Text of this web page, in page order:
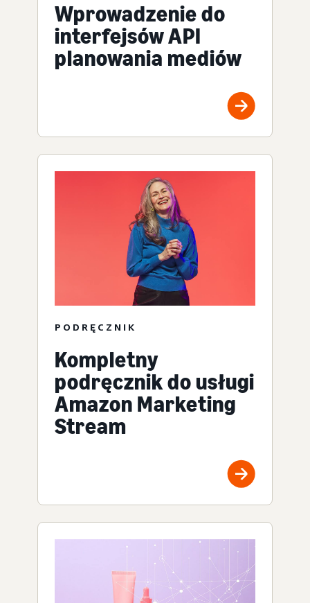
Wprowadzenie do
interfejsów API
planowania mediów
PODRĘCZNIK
Kompletny
podręcznik do usługi
Amazon Marketing
Stream